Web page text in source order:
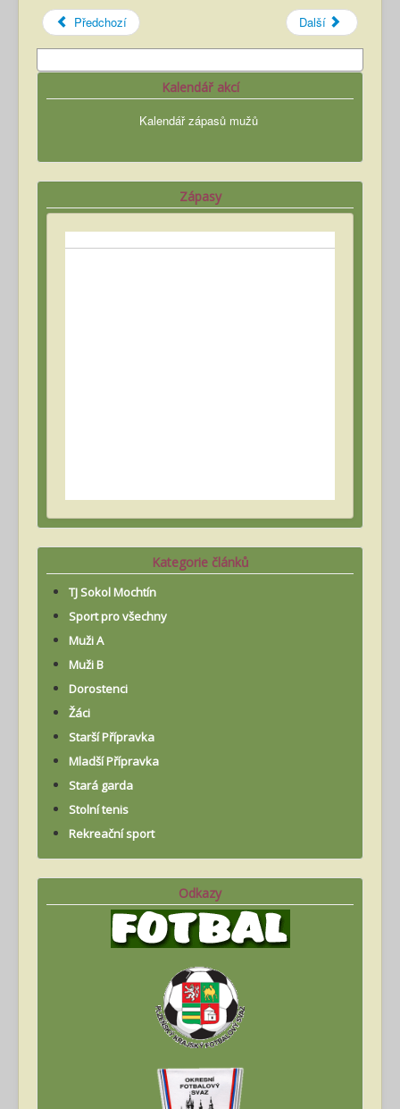
Předchozí Další
Kalendář akcí
Kalendář zápasů mužů
Zápasy
Kategorie článků
TJ Sokol Mochtín
Sport pro všechny
Muži A
Muži B
Dorostenci
Žáci
Starší Přípravka
Mladší Přípravka
Stará garda
Stolní tenis
Rekreační sport
Odkazy